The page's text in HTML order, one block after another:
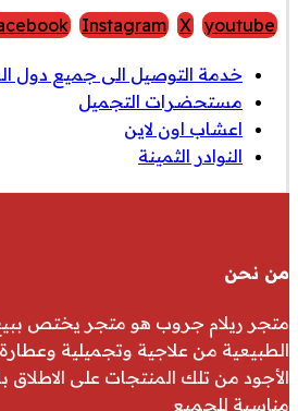
Instagram X youtube
خدمة التوصيل الى جميع دول
مستحضرات التجميل
اعشاب اون لاين
النوادر الثمينة
من نحن
متجر ريلام جروب هو متجر يختص
الطبيعية من علاجية وتجميلية
الأجود من تلك المنتجات على
مناسبة للجميع